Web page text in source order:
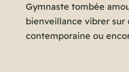
Gymnaste tombée
bienveillance vibrer sur
contemporaine ou